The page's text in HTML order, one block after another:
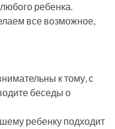
ребенка.
все возможное,
к тому, с
беседы о
ребенку подходит